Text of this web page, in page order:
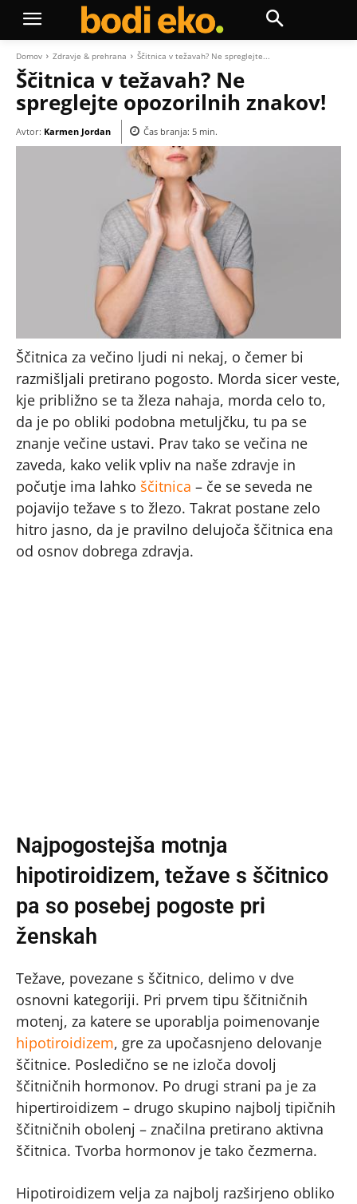
Domov Zdravje & prehrana Ščitnica v težavah? Ne spreglejte...
Ščitnica v težavah? Ne
spreglejte opozorilnih znakov!
Avtor: Karmen Jordan Čas branja: 5 min.
Ščitnica za večino ljudi ni nekaj, o čemer bi
razmišljali pretirano pogosto. Morda sicer veste,
kje približno se ta žleza nahaja, morda celo to,
da je po obliki podobna metuljčku, tu pa se
znanje večine ustavi. Prav tako se večina ne
zaveda, kako velik vpliv na naše zdravje in
počutje ima lahko ščitnica – če se seveda ne
pojavijo težave s to žlezo. Takrat postane zelo
hitro jasno, da je pravilno delujoča ščitnica ena
od osnov dobrega zdravja.
Najpogostejša motnja
hipotiroidizem, težave s ščitnico
pa so posebej pogoste pri
ženskah
Težave, povezane s ščitnico, delimo v dve
osnovni kategoriji. Pri prvem tipu ščitničnih
motenj, za katere se uporablja poimenovanje
hipotiroidizem, gre za upočasnjeno delovanje
ščitnice. Posledično se ne izloča dovolj
ščitničnih hormonov. Po drugi strani pa je za
hipertiroidizem – drugo skupino najbolj tipičnih
ščitničnih obolenj – značilna pretirano aktivna
ščitnica. Tvorba hormonov je tako čezmerna.
Hipotiroidizem velja za najbolj razširjeno obliko